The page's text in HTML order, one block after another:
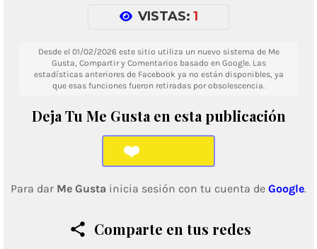
VISTAS: 1
Desde el 01/02/2026 este sitio utiliza un nuevo sistema de Me
Gusta, Compartir y Comentarios basado en Google. Las
estadísticas anteriores de Facebook ya no están disponibles, ya
que esas funciones fueron retiradas por obsolescencia.
Deja Tu Me Gusta en esta publicación
❤️
Para dar Me Gusta inicia sesión con tu cuenta de Google.
Comparte en tus redes